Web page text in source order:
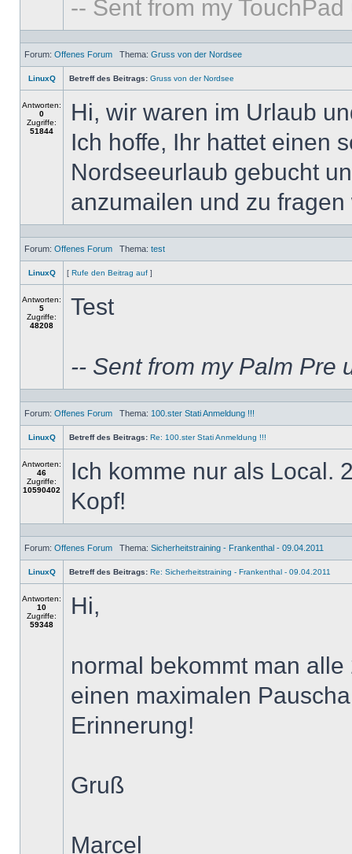
-- Sent from my
Forum: Offenes Forum Thema: Gruss von der Nordsee
LinuxQ Betreff des Beitrags: Gruss von der Nordsee
Antworten:
0
Zugriffe:
51844
Hi, wir waren im Urlaub
Ich hoffe, Ihr hattet einen
Nordseeurlaub gebucht
anzumailen und zu
Forum: Offenes Forum Thema: test
LinuxQ [ Rufe den Beitrag auf ]
Antworten:
5
Zugriffe:
48208
Test
-- Sent from my Palm Pre
Forum: Offenes Forum Thema: 100.ster Stati Anmeldung !!!
LinuxQ Betreff des Beitrags: Re: 100.ster Stati Anmeldung !!!
Antworten:
46
Zugriffe:
10590402
Ich komme nur als Local.
Kopf!
Forum: Offenes Forum Thema: Sicherheitstraining - Frankenthal - 09.04.2011
LinuxQ Betreff des Beitrags: Re: Sicherheitstraining - Frankenthal - 09.04.2011
Antworten:
10
Zugriffe:
59348
Hi,
normal bekommt man
einen maximalen
Erinnerung!
Gruß
Marcel